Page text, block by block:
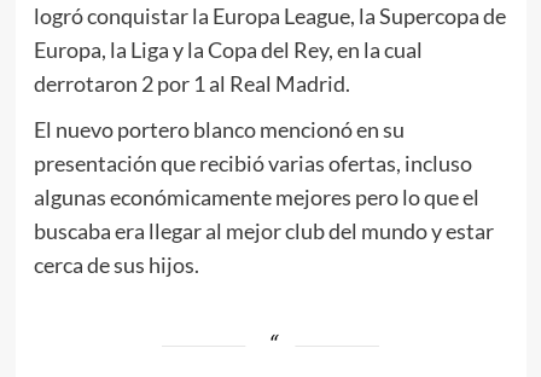
logró conquistar la Europa League, la Supercopa de
Europa, la Liga y la Copa del Rey, en la cual
derrotaron 2 por 1 al Real Madrid.
El nuevo portero blanco mencionó en su
presentación que recibió varias ofertas, incluso
algunas económicamente mejores pero lo que el
buscaba era llegar al mejor club del mundo y estar
cerca de sus hijos.